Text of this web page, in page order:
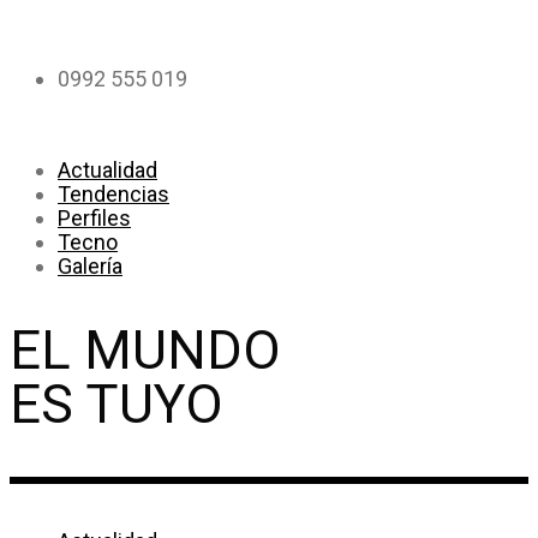
0992 555 019
Actualidad
Tendencias
Perfiles
Tecno
Galería
EL MUNDO
ES TUYO